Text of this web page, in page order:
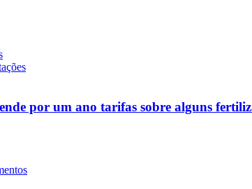
por um ano tarifas sobre alguns